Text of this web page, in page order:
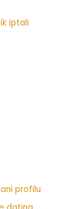
iptali
profilu